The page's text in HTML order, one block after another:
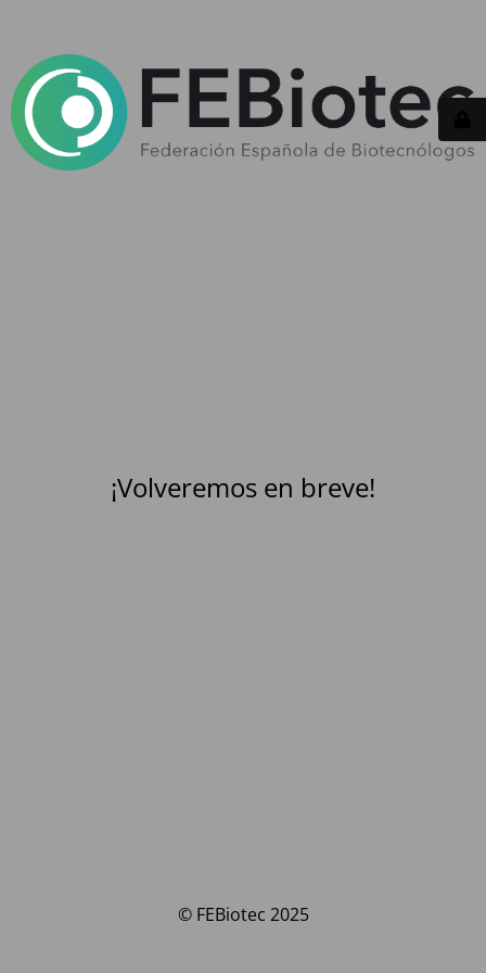
¡Volveremos en breve!
© FEBiotec 2025